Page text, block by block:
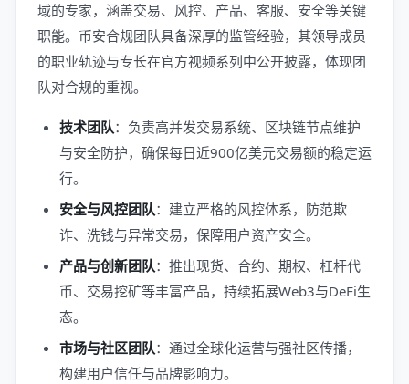
域的专家，涵盖交易、风控、产品、客服、安全等关键
职能。币安合规团队具备深厚的监管经验，其领导成员
的职业轨迹与专长在官方视频系列中公开披露，体现团
队对合规的重视。
技术团队：负责高并发交易系统、区块链节点维护
与安全防护，确保每日近900亿美元交易额的稳定运
行。
安全与风控团队：建立严格的风控体系，防范欺
诈、洗钱与异常交易，保障用户资产安全。
产品与创新团队：推出现货、合约、期权、杠杆代
币、交易挖矿等丰富产品，持续拓展Web3与DeFi生
态。
市场与社区团队：通过全球化运营与强社区传播，
构建用户信任与品牌影响力。